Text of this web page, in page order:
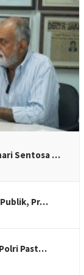
Sentosa …
Pr…
Past…